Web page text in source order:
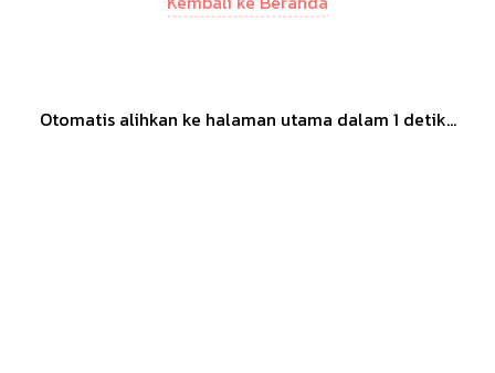
Otomatis alihkan ke halaman utama dalam 1 detik...